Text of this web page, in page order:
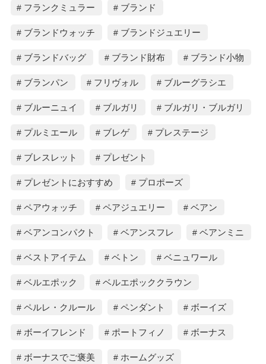
フランクミュラー ブランド
ブランドウォッチ ブランドジュエリー
ブランドバッグ ブランド財布 ブランド小物
ブランパン フリヴォル ブルーグラシエ
ブルーニュイ ブルガリ ブルガリ・ブルガリ
プルミエール ブレゲ プレステージ
ブレスレット プレゼント
プレゼントにおすすめ プロポーズ
ペアウォッチ ペアジュエリー ベアン
ベアンコンパクト ベアンスフレ ベアンミニ
ベストアイテム ベトン ベニュワール
ベルエポック ベルエポッククラウン
ペルレ・クルール ペンダント ボーイズ
ボーイフレンド ポートフィノ ボーナス
ボーナスでご褒美 ホームグッズ